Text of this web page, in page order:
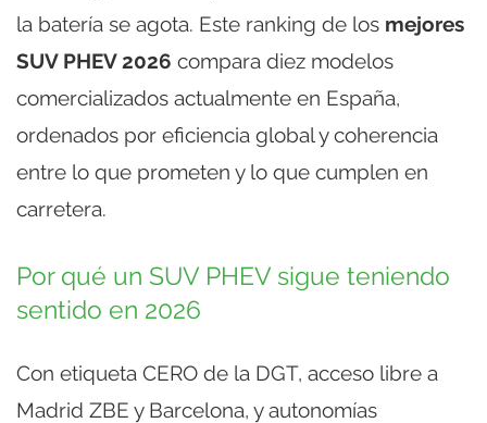
la batería se agota. Este ranking de los mejores
SUV PHEV 2026 compara diez modelos
comercializados actualmente en España,
ordenados por eficiencia global y coherencia
entre lo que prometen y lo que cumplen en
carretera.
Por qué un SUV PHEV sigue teniendo
sentido en 2026
Con etiqueta CERO de la DGT, acceso libre a
Madrid ZBE y Barcelona, y autonomías